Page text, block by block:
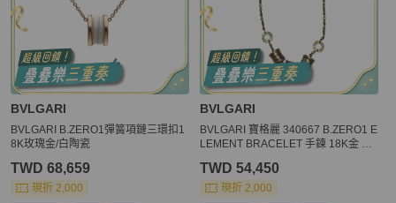
BVLGARI
BVLGARI B.ZERO1彈簧項鏈三環扣1
8K玫瑰金/白陶瓷
TWD 68,659
現折 2,000
BVLGARI
BVLGARI 寶格麗 340667 B.ZERO1 E
LEMENT BRACELET 手鍊 18K金 PG
TWD 54,450
現折 2,000